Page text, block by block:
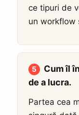
ce tipuri de
un workflow
5
Cum îl
de a lucra.
Partea cea